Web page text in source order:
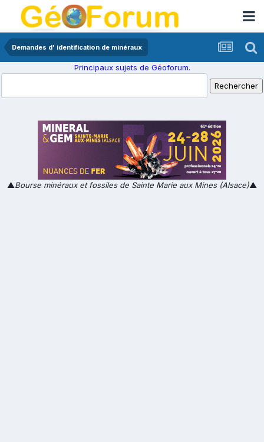
Demandes d' identification de minéraux
Principaux sujets de Géoforum.
▲Bourse minéraux et fossiles de Sainte Marie aux Mines (Alsace)▲